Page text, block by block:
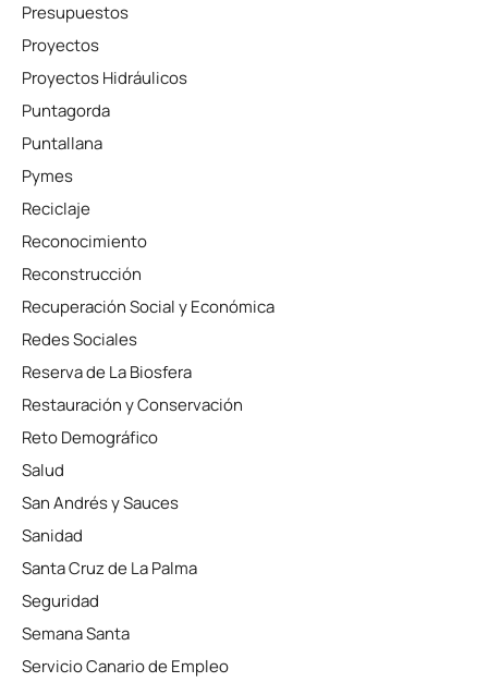
Presupuestos
Proyectos
Proyectos Hidráulicos
Puntagorda
Puntallana
Pymes
Reciclaje
Reconocimiento
Reconstrucción
Recuperación Social y Económica
Redes Sociales
Reserva de La Biosfera
Restauración y Conservación
Reto Demográfico
Salud
San Andrés y Sauces
Sanidad
Santa Cruz de La Palma
Seguridad
Semana Santa
Servicio Canario de Empleo